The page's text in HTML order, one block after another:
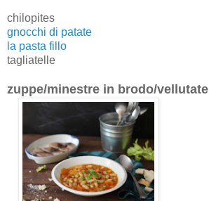
chilopites
gnocchi di patate
la pasta fillo
tagliatelle
zuppe/minestre in brodo/vellutate